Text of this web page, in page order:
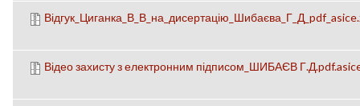
Відео захисту з електронним підписом_ШИБАЄВ